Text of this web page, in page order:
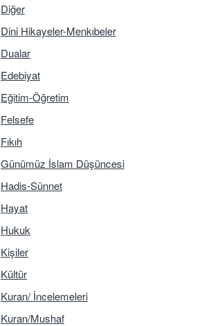
Diğer
Dini Hikayeler-Menkıbeler
Dualar
Edebiyat
Eğitim-Öğretim
Felsefe
Fıkıh
Günümüz İslam Düşüncesi
Hadis-Sünnet
Hayat
Hukuk
Kişiler
Kültür
Kuran/ İncelemeleri
Kuran/Mushaf